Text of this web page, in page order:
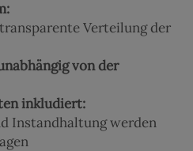
Verteilung der
von der
inkludiert:
Instandhaltung werden